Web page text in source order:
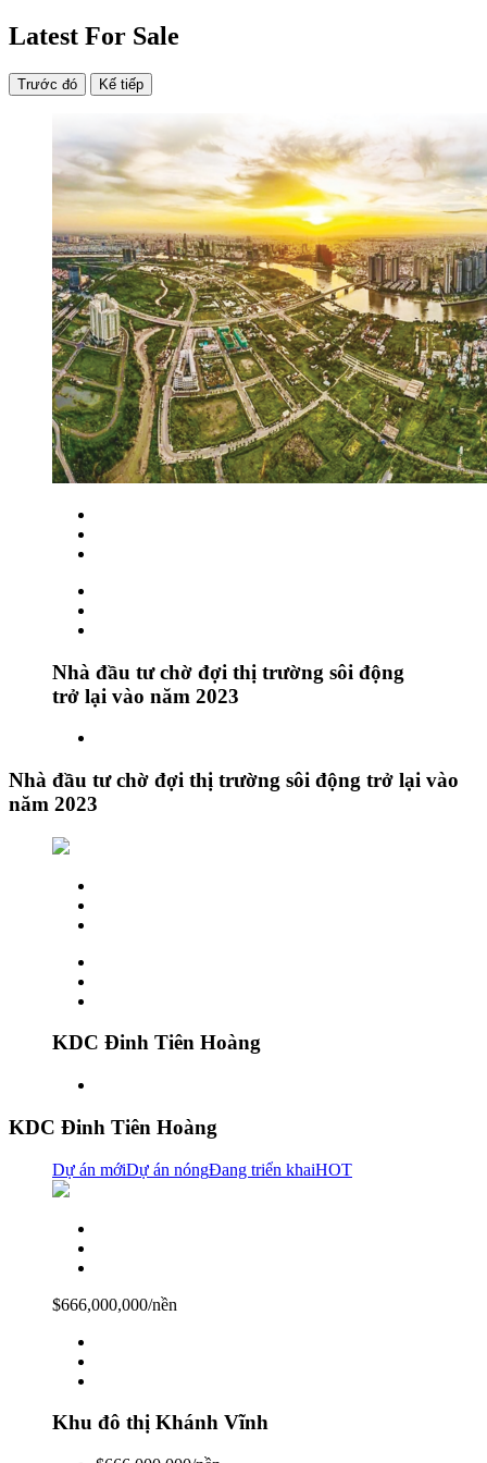
Latest For Sale
Trước đó Kế tiếp
Nhà đầu tư chờ đợi thị trường sôi động
trở lại vào năm 2023
Nhà đầu tư chờ đợi thị trường sôi động trở lại vào
năm 2023
KDC Đinh Tiên Hoàng
KDC Đinh Tiên Hoàng
Dự án mớiDự án nóngĐang triển khaiHOT
$666,000,000/nền
Khu đô thị Khánh Vĩnh